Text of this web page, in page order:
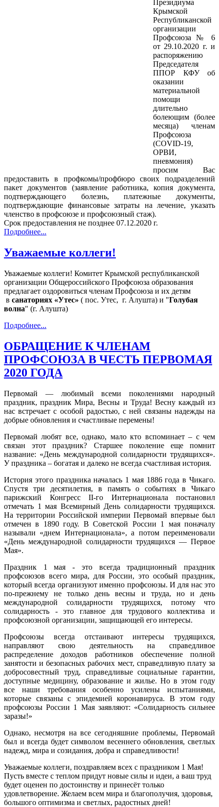
Президиума
Крымской
Республиканской
организации
Профсоюза № 6
от 29.10.2020 г. и
распоряжению
Председателя
ППОР КФУ об
оказании
материальной
помощи
длительно
болеющим (более
месяца) членам
Профсоюза
(COVID-19,
ОРВИ,
пневмония)
просим Вас
предоставить в профкомы/профбюро своих подразделений
пакет документов (заявление работника, копия документа,
подтверждающего болезнь, платежные документы,
подтверждающие финансовые затраты на лечение, указать
членство в профсоюзе и профсоюзный стаж).
Срок предоставления не позднее 07.12.2020 г.
Подробнее...
Уважаемые коллеги!
Уважаемые коллеги! Комитет Крымской республиканской
организации Общероссийского Профсоюза образования
предлагает оздоровиться членам Профсоюза и их детям
в санаториях «Утес» ( пос. Утес, г. Алушта) и "Голубая
волна" (г. Алушта)
Подробнее...
ОБРАЩЕНИЕ К ЧЛЕНАМ
ПРОФСОЮЗА В ЧЕСТЬ ПЕРВОМАЯ
2020 ГОДА
Первомай — любимый всеми поколениями народный
праздник, праздник Мира, Весны и Труда! Весну каждый из
нас встречает с особой радостью, с ней связаны надежды на
добрые обновления и счастливые перемены!
Первомай любят все, однако, мало кто вспоминает – с чем
связан этот праздник? Старшее поколение еще помнит
название: «День международной солидарности трудящихся».
У праздника – богатая и далеко не всегда счастливая история.
История этого праздника началась 1 мая 1886 года в Чикаго.
Спустя три десятилетия, в память о событиях в Чикаго
парижский Конгресс II-го Интернационала постановил
отмечать 1 мая Всемирный День солидарности трудящихся.
На территории Российской империи Первомай впервые был
отмечен в 1890 году. В Советской России 1 мая поначалу
называли «днем Интернационала», а потом переименовали
«День международной солидарности трудящихся — Первое
Мая».
Праздник 1 мая - это всегда традиционный праздник
профсоюзов всего мира, для России, это особый праздник,
который всегда организуют именно профсоюзы. И для нас это
по-прежнему не только день весны и труда, но и день
международной солидарности трудящихся, потому что
солидарность - это главное для трудового коллектива и
профсоюзной организации, защищающей его интересы.
Профсоюзы всегда отстаивают интересы трудящихся,
направляют свою деятельность на справедливое
распределение доходов работников обеспечение полной
занятости и безопасных рабочих мест, справедливую плату за
добросовестный труд, справедливые социальные гарантии,
доступные медицину, образование и жилье. Но в этом году
все наши требования особенно усилены испытаниями,
которые связаны с эпидемией коронавируса. В этом году
профсоюзы России 1 Мая заявляют: «Солидарность сильнее
заразы!»
Однако, несмотря на все сегодняшние проблемы, Первомай
был и всегда будет символом весеннего обновления, светлых
надежд, мира и созидания, добра и справедливости!
Уважаемые коллеги, поздравляем всех с праздником 1 Мая!
Пусть вместе с теплом придут новые силы и идеи, а ваш труд
будет оценен по достоинству и принесёт только
удовлетворение. Желаем всем мира и благополучия, здоровья,
большого оптимизма и светлых, радостных дней!